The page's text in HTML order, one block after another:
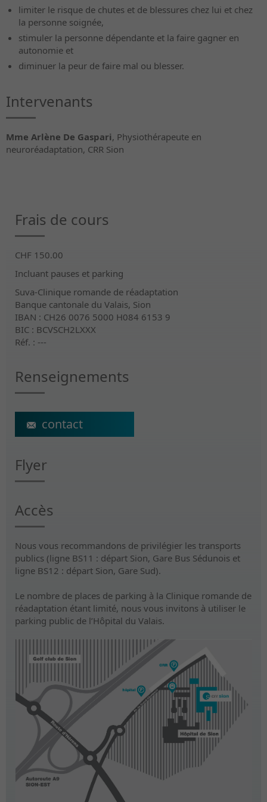
limiter le risque de chutes et de blessures chez lui et chez
la personne soignée,
stimuler la personne dépendante et la faire gagner en
autonomie et
diminuer la peur de faire mal ou blesser.
Intervenants
Mme Arlène De Gaspari, Physiothérapeute en
neuroréadaptation, CRR Sion
Frais de cours
CHF 150.00
Incluant pauses et parking
Suva-Clinique romande de réadaptation
Banque cantonale du Valais, Sion
IBAN : CH26 0076 5000 H084 6153 9
BIC : BCVSCH2LXXX
Réf. : ---
Renseignements
ecs@crr-suva.ch
Flyer
Accès
Nous vous recommandons de privilégier les transports
publics (ligne BS11 : départ Sion, Gare Bus Sédunois et
ligne BS12 : départ Sion, Gare Sud).
Le nombre de places de parking à la Clinique romande de
réadaptation étant limité, nous vous invitons à utiliser le
parking public de l’Hôpital du Valais.